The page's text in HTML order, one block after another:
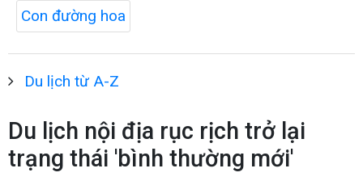
Con đường hoa
Du lịch từ A-Z
Du lịch nội địa rục rịch trở lại
trạng thái 'bình thường mới'